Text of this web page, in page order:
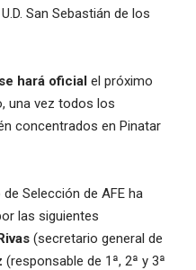
San Sebastián de los
hará oficial el próximo
una vez todos los
concentrados en Pinatar
Selección de AFE ha
las siguientes
(secretario general de
(responsable de 1ª, 2ª y 3ª